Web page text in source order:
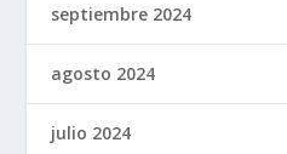
septiembre 2024
agosto 2024
julio 2024